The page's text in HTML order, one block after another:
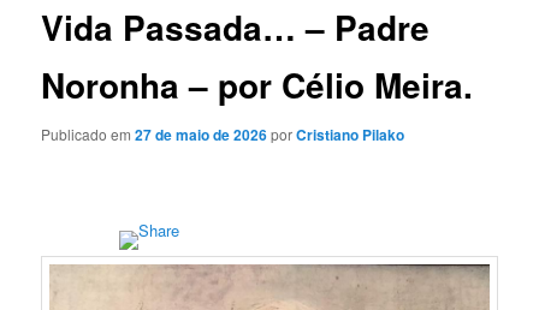
Vida Passada… – Padre
Noronha – por Célio Meira.
Publicado em27 de maio de 2026porCristiano Pilako